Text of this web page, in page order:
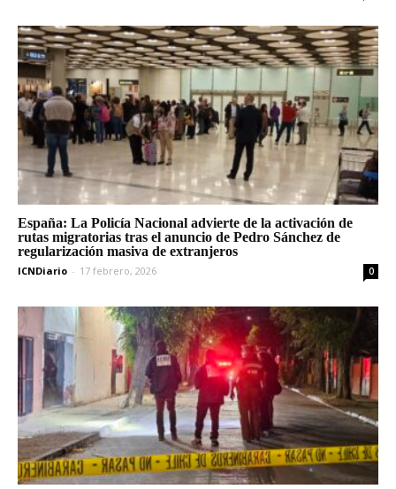
España: La Policía Nacional advierte de la activación de
rutas migratorias tras el anuncio de Pedro Sánchez de
regularización masiva de extranjeros
ICNDiario - 17 febrero, 2026 0